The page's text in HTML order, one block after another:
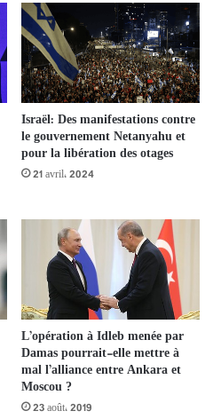
Israël: Des manifestations contre
le gouvernement Netanyahu et
pour la libération des otages
21 avril، 2024
L’opération à Idleb menée par
Damas pourrait-elle mettre à
mal l’alliance entre Ankara et
Moscou ?
23 août، 2019